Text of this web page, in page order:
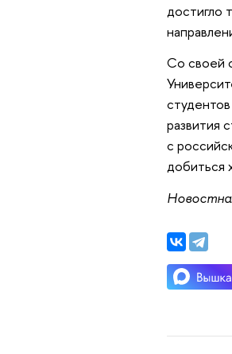
достигло
Со своей
развития
с
добиться